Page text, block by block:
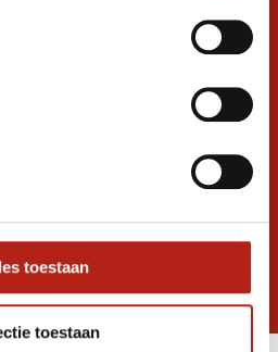
toestaan
toestaan
en
Inschrijven voor